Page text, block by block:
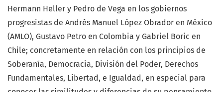
Hermann Heller y Pedro de Vega en los gobiernos
progresistas de Andrés Manuel López Obrador en México
(AMLO), Gustavo Petro en Colombia y Gabriel Boric en
Chile; concretamente en relación con los principios de
Soberanía, Democracia, División del Poder, Derechos
Fundamentales, Libertad, e Igualdad, en especial para